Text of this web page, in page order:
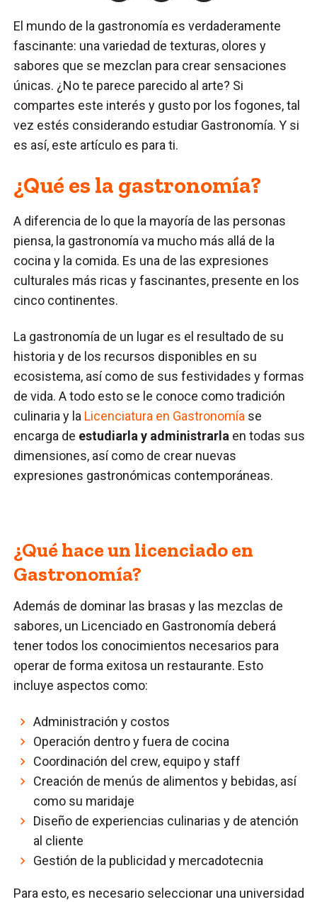
El mundo de la gastronomía es verdaderamente
fascinante: una variedad de texturas, olores y
sabores que se mezclan para crear sensaciones
únicas. ¿No te parece parecido al arte? Si
compartes este interés y gusto por los fogones, tal
vez estés considerando estudiar Gastronomía. Y si
es así, este artículo es para ti.
¿Qué es la gastronomía?
A diferencia de lo que la mayoría de las personas
piensa, la gastronomía va mucho más allá de la
cocina y la comida. Es una de las expresiones
culturales más ricas y fascinantes, presente en los
cinco continentes.
La gastronomía de un lugar es el resultado de su
historia y de los recursos disponibles en su
ecosistema, así como de sus festividades y formas
de vida. A todo esto se le conoce como tradición
culinaria y la Licenciatura en Gastronomía se
encarga de estudiarla y administrarla en todas sus
dimensiones, así como de crear nuevas
expresiones gastronómicas contemporáneas.
¿Qué hace un licenciado en
Gastronomía?
Además de dominar las brasas y las mezclas de
sabores, un Licenciado en Gastronomía deberá
tener todos los conocimientos necesarios para
operar de forma exitosa un restaurante. Esto
incluye aspectos como:
Administración y costos
Operación dentro y fuera de cocina
Coordinación del crew, equipo y staff
Creación de menús de alimentos y bebidas, así
como su maridaje
Diseño de experiencias culinarias y de atención
al cliente
Gestión de la publicidad y mercadotecnia
Para esto, es necesario seleccionar una universidad